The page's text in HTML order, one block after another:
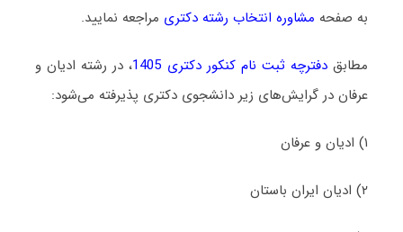
به صفحه مشاوره انتخاب رشته دکتری مراجعه نمایید.
مطابقدفترچه ثبت نام کنکور دکتری 1405
، در رشته ادﻳﺎن و
ﻋﺮﻓﺎن در گرایش‌های زیر دانشجوی دکتری پذیرفته می‌شود:
۱) ادﻳﺎن و ﻋﺮﻓﺎن
۲) ادیان ایران باستان